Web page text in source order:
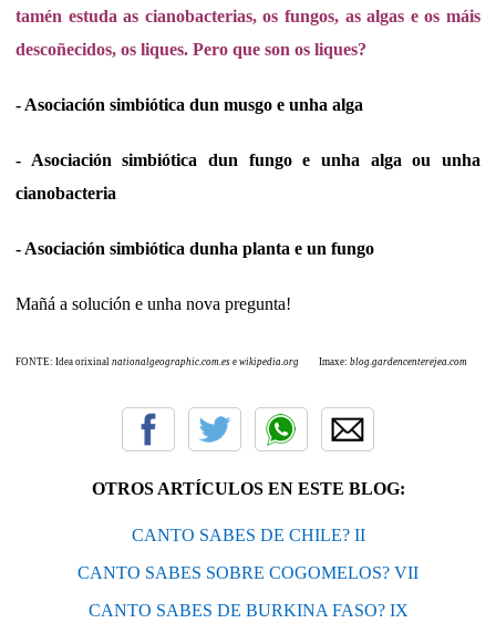
tamén estuda as cianobacterias, os fungos, as algas e os máis
descoñecidos, os liques. Pero que son os liques?
- Asociación simbiótica dun musgo e unha alga
- Asociación simbiótica dun fungo e unha alga ou unha
cianobacteria
- Asociación simbiótica dunha planta e un fungo
Mañá a solución e unha nova pregunta!
FONTE: Idea orixinal nationalgeographic.com.es e wikipedia.org Imaxe: blog.gardencenterejea.com
OTROS ARTÍCULOS EN ESTE BLOG:
CANTO SABES DE CHILE? II
CANTO SABES SOBRE COGOMELOS? VII
CANTO SABES DE BURKINA FASO? IX